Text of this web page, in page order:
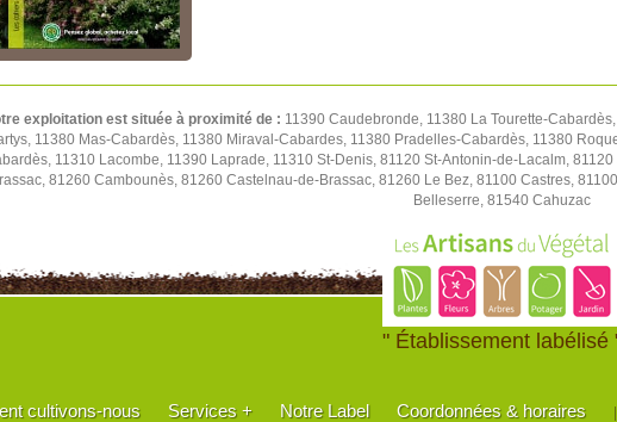
exploitation est située à proximité de : 11390 Caudebronde, 11380 La Tourette-
11380 Mas-Cabardès, 11380 Miraval-Cabardes, 11380 Pradelles-Cabardès, 11380
11310 Lacombe, 11390 Laprade, 11310 St-Denis, 81120 St-Antonin-de-Lacalm,
81260 Cambounès, 81260 Castelnau-de-Brassac, 81260 Le Bez, 81100 Castres,
Belleserre, 81540 Cahuzac
" Établissement labélisé
cultivons-nous Services + Notre Label Coordonnées & horaires